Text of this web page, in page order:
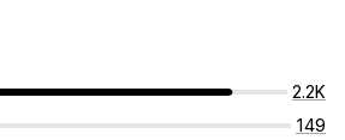
2.2K
149